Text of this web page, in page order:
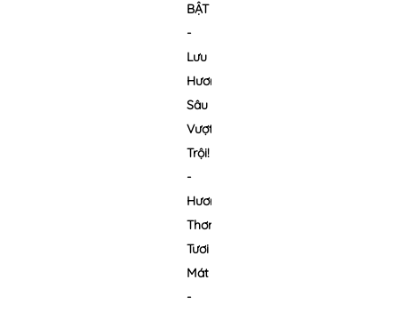
BẬT
-
Lưu
Hương
Sâu
Vượt
Trội!
-
Hương
Thơm
Tươi
Mát
-